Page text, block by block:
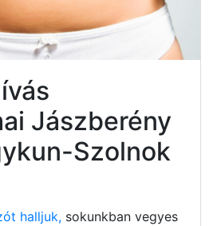
Jászberény
Szolnok
halljuk, sokunkban vegyes